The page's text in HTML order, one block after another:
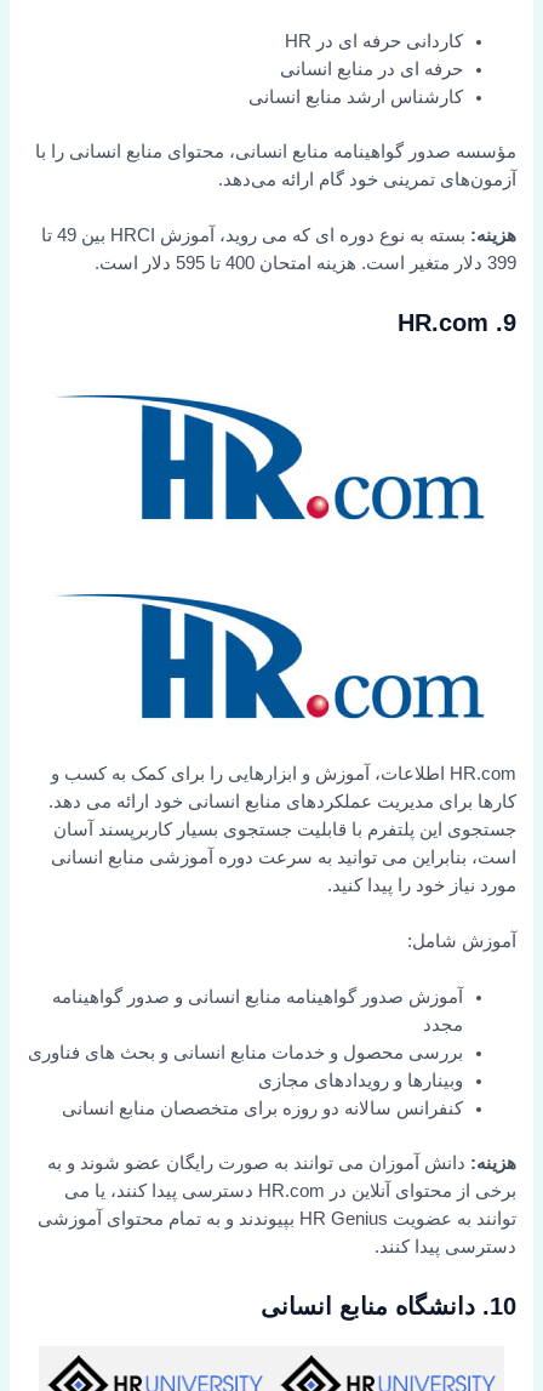
کاردانی حرفه ای در HR
حرفه ای در منابع انسانی
کارشناس ارشد منابع انسانی
مؤسسه صدور گواهینامه منابع انسانی، محتوای منابع انسانی را با
آزمون‌های تمرینی خود گام ارائه می‌دهد.
هزینه:
بسته به نوع دوره ای که می روید، آموزش HRCI بین 49 تا
399 دلار متغیر است. هزینه امتحان 400 تا 595 دلار است.
9. HR.com
HR.com اطلاعات، آموزش و ابزارهایی را برای کمک به کسب و
کارها برای مدیریت عملکردهای منابع انسانی خود ارائه می دهد.
جستجوی این پلتفرم با قابلیت جستجوی بسیار کاربرپسند آسان
است، بنابراین می توانید به سرعت دوره آموزشی منابع انسانی
مورد نیاز خود را پیدا کنید.
آموزش شامل:
آموزش صدور گواهینامه منابع انسانی و صدور گواهینامه
مجدد
بررسی محصول و خدمات منابع انسانی و بحث های فناوری
وبینارها و رویدادهای مجازی
کنفرانس سالانه دو روزه برای متخصصان منابع انسانی
هزینه: دانش آموزان می توانند به صورت رایگان عضو شوند و به
برخی از محتوای آنلاین در HR.com دسترسی پیدا کنند، یا می
توانند به عضویت HR Genius بپیوندند و به تمام محتوای آموزشی
دسترسی پیدا کنند.
10. دانشگاه منابع انسانی